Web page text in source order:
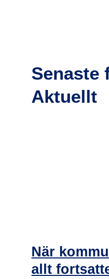
Senaste
Aktuellt
När
allt